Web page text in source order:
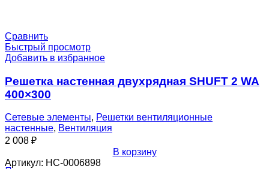
Сравнить
Быстрый просмотр
Добавить в избранное
Решетка настенная двухрядная SHUFT 2 WA
400×300
Сетевые элементы, Решетки вентиляционные
настенные, Вентиляция
2 008 ₽
В корзину
Артикул: НС-0006898